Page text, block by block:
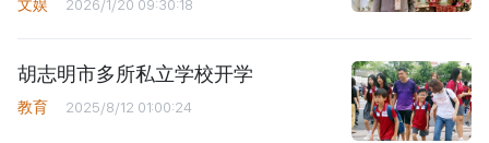
文娱 2026/1/20 09:30:18
胡志明市多所私立学校开学
教育 2025/8/12 01:00:24